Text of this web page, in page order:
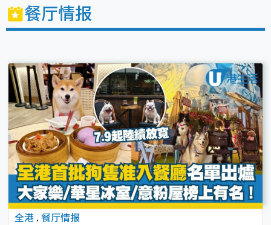
餐厅情报
全港 . 餐厅情报